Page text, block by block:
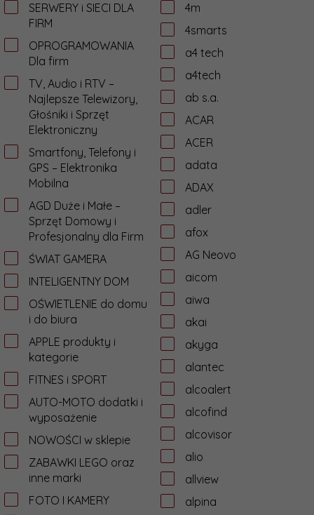
SERWERY i SIECI DLA
FIRM
OPROGRAMOWANIA
Dla firm
TV, Audio i RTV –
Najlepsze Telewizory,
Głośniki i Sprzęt
Elektroniczny
Smartfony, Telefony i
GPS – Elektronika
Mobilna
AGD Duże i Małe –
Sprzęt Domowy i
Profesjonalny dla Firm
ŚWIAT GAMERA
INTELIGENTNY DOM
OŚWIETLENIE do domu
i do biura
APPLE produkty i
kategorie
FITNES i SPORT
AUTO-MOTO dodatki i
wyposażenie
NOWOŚCI w sklepie
ZABAWKI LEGO oraz
inne marki
FOTO I KAMERY
4m
4smarts
a4 tech
a4tech
ab s.a.
ACAR
ACER
adata
ADAX
adler
afox
AG Neovo
aicom
aiwa
akai
akyga
alantec
alcoalert
alcofind
alcovisor
alio
allview
alpina